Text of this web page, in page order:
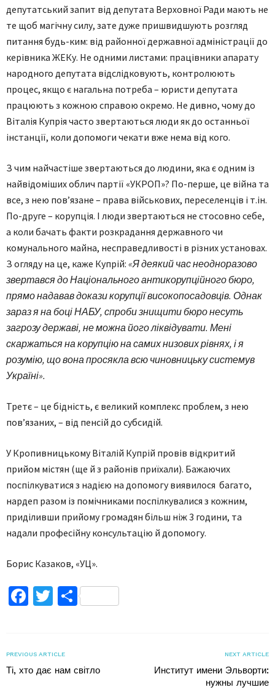
депутатський запит від депутата Верховної Ради мають не
те щоб магічну силу, зате дуже пришвидшують розгляд
питання будь-ким: від районної державної адміністрації до
керівника ЖЕКу. Не одними листами: працівники апарату
народного депутата відслідковують, контролюють
процес, якщо є нагальна потреба – юристи депутата
працюють з кожною справою окремо. Не дивно, чому до
Віталія Купрія часто звертаються люди як до останньої
інстанції, коли допомоги чекати вже нема від кого.
З чим найчастіше звертаються до людини, яка є одним із
найвідоміших облич партії «УКРОП»? По-перше, це війна та
все, з нею пов’язане – права військових, переселенців і т.ін.
По-друге – корупція. І люди звертаються не стосовно себе,
а коли бачать факти розкрадання державного чи
комунального майна, несправедливості в різних установах.
З огляду на це, каже Купрій: «Я деякий час неодноразово
звертався до Національного антикорупційного бюро,
прямо надавав докази корупції високопосадовців. Однак
зараз я на боці НАБУ, спроби знищити бюро несуть
загрозу державі, не можна його ліквідувати. Мені
скаржаться на корупцію на самих низових рівнях, і я
розумію, що вона просякла всю чиновницьку системув
Україні».
Третє – це бідність, є великий комплекс проблем, з нею
пов’язаних, – від пенсій до субсидій.
У Кропивницькому Віталій Купрій провів відкритий
прийом містян (ще й з районів приїхали). Бажаючих
поспілкуватися з надією на допомогу виявилося багато,
нардеп разом із помічниками поспілкувалися з кожним,
приділивши прийому громадян більш ніж 3 години, та
надали професійну консультацію й допомогу.
Борис Казаков, «УЦ».
Facebook
TwitterПоділитися
PREVIOUS ARTICLE
Ті, хто дає нам світло
NEXT ARTICLE
Институт имени Эльворти:
нужны лучшие